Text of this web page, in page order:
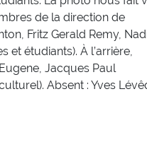
de la direction de
Fritz Gerald Remy,
et étudiants). À l’arrière,
Jacques Paul
Absent : Yves